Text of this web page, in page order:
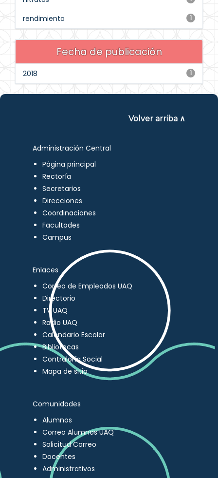
1
rendimiento
Fecha de publicación
1
2018
Volver arriba ∧
Administración Central
Página principal
Rectoría
Secretarios
Direcciones
Coordinaciones
Facultades
Campus
Enlaces
Correo de Empleados UAQ
Directorio
TV UAQ
Radio UAQ
Calendario Escolar
Bibliotecas
Contraloría Social
Mapa de sitio
Comunidades
Alumnos
Correo Alumnos UAQ
Solicitud Correo
Docentes
Administrativos